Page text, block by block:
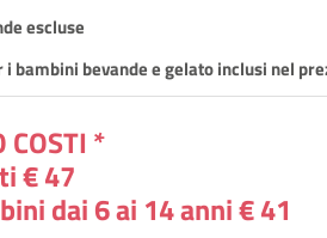
escluse
i bambini bevande e gelato inclusi nel
COSTI *
€ 47
dai 6 ai 14 anni€ 41